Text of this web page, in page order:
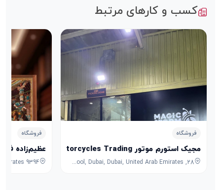
کسب و کارهای مرتبط
فروشگاه
مجیک استورم موتور Magic Storm Motorcycles Trading
28, 7B Street, Umm Ramool, Dubai, Dubai, United Arab Emirates
فروشگاه
عظیم‌زاده